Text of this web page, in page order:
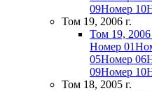
09Номер 10
Том 19, 2006 г.
Том 19, 2006
Номер 01
05Номер 06
09Номер 10
Том 18, 2005 г.